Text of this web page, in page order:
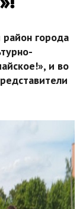
города
и во